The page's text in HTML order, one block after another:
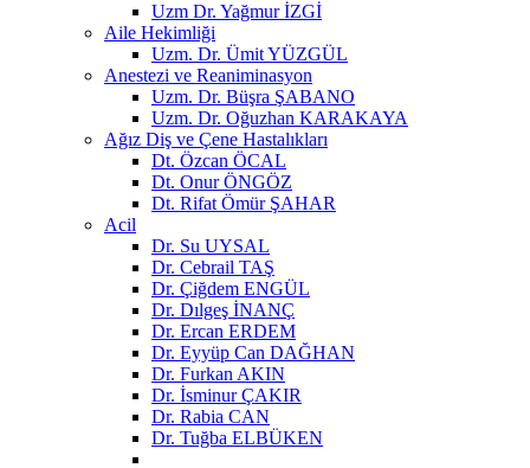
Uzm Dr. Yağmur İZGİ
Aile Hekimliği
Uzm. Dr. Ümit YÜZGÜL
Anestezi ve Reaniminasyon
Uzm. Dr. Büşra ŞABANO
Uzm. Dr. Oğuzhan KARAKAYA
Ağız Diş ve Çene Hastalıkları
Dt. Özcan ÖCAL
Dt. Onur ÖNGÖZ
Dt. Rifat Ömür ŞAHAR
Acil
Dr. Su UYSAL
Dr. Cebrail TAŞ
Dr. Çiğdem ENGÜL
Dr. Dılgeş İNANÇ
Dr. Ercan ERDEM
Dr. Eyyüp Can DAĞHAN
Dr. Furkan AKIN
Dr. İsminur ÇAKIR
Dr. Rabia CAN
Dr. Tuğba ELBÜKEN